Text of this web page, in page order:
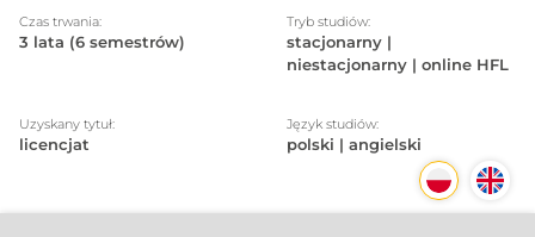
Czas trwania:
3 lata (6 semestrów)
Tryb studiów:
stacjonarny |
niestacjonarny | online HFL
Uzyskany tytuł:
licencjat
Język studiów:
polski | angielski